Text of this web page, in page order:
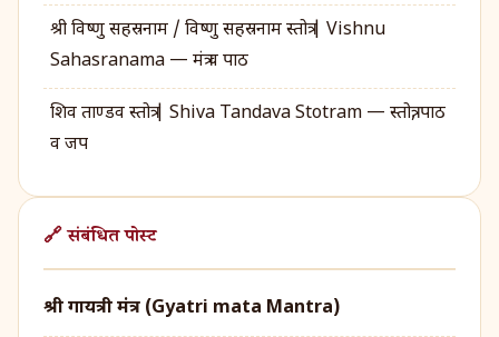
श्री विष्णु सहस्रनाम / विष्णु सहस्रनाम स्तोत्र | Vishnu
Sahasranama — मंत्र व पाठ
शिव ताण्डव स्तोत्र | Shiva Tandava Stotram — स्तोत्र, पाठ
व जप
🔗 संबंधित पोस्ट
श्री गायत्री मंत्र (Gyatri mata Mantra)